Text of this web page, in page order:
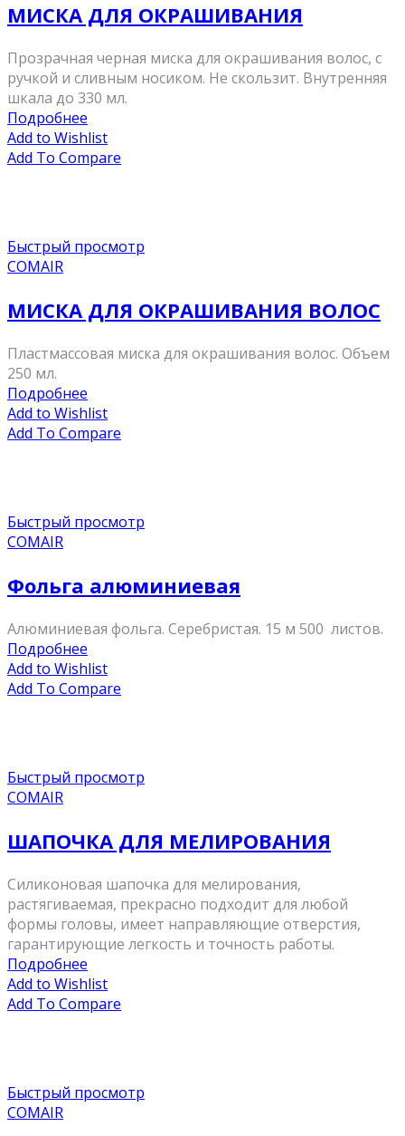
МИСКА ДЛЯ ОКРАШИВАНИЯ
Прозрачная черная миска для окрашивания волос, с
ручкой и сливным носиком. Не скользит. Внутренняя
шкала до 330 мл.
Подробнее
Add to Wishlist
Add To Compare
Быстрый просмотр
COMAIR
МИСКА ДЛЯ ОКРАШИВАНИЯ ВОЛОС
Пластмассовая миска для окрашивания волос. Объем
250 мл.
Подробнее
Add to Wishlist
Add To Compare
Быстрый просмотр
COMAIR
Фольга алюминиевая
Алюминиевая фольга. Серебристая. 15 м 500 листов.
Подробнее
Add to Wishlist
Add To Compare
Быстрый просмотр
COMAIR
ШАПОЧКА ДЛЯ МЕЛИРОВАНИЯ
Силиконовая шапочка для мелирования,
растягиваемая, прекрасно подходит для любой
формы головы, имеет направляющие отверстия,
гарантирующие легкость и точность работы.
Подробнее
Add to Wishlist
Add To Compare
Быстрый просмотр
COMAIR